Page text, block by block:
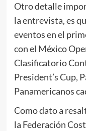
Otro detalle
la entrevista, es
eventos en el
con el México
Clasificatorio
President’s Cup,
Panamericanos
Como dato a
la Federación